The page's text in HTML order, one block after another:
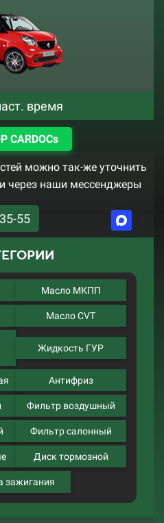
время
CARDOCs
можно так-же уточнить
через наши мессенджеры
55
Масло МКПП
Масло CVT
Жидкость ГУР
Антифриз
Фильтр воздушный
Фильтр салонный
Диск тормозной
зажигания